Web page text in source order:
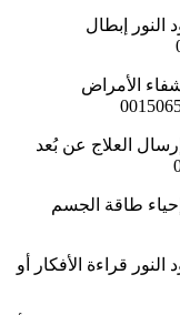
النور إبطال
الأمراض
العلاج عن بُعد
طاقة الجسم
قراءة الأفكار أو